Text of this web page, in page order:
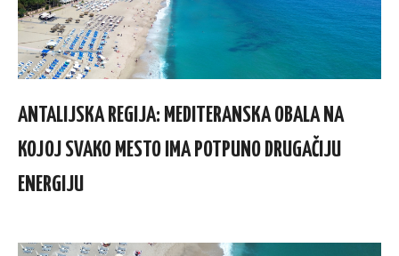
ANTALIJSKA REGIJA: MEDITERANSKA OBALA NA
KOJOJ SVAKO MESTO IMA POTPUNO DRUGAČIJU
ENERGIJU